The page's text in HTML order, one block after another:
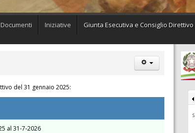
Documenti Iniziative Giunta Esecutiva e Consiglio Direttivo
del 31 gennaio 2025:
al 31-7-2026
S